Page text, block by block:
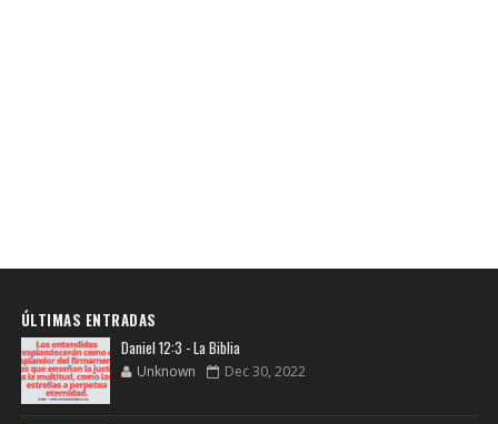
ÚLTIMAS ENTRADAS
Daniel 12:3 - La Biblia
Unknown Dec 30, 2022